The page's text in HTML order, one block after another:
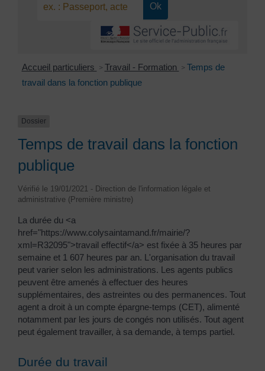
Accueil particuliers > Travail - Formation > Temps de
travail dans la fonction publique
Dossier
Temps de travail dans la fonction
publique
Vérifié le 19/01/2021 - Direction de l'information légale et
administrative (Première ministre)
La durée du <a
href="https://www.colysaintamand.fr/mairie/?
xml=R32095">travail effectif</a> est fixée à 35 heures par
semaine et 1 607 heures par an. L'organisation du travail
peut varier selon les administrations. Les agents publics
peuvent être amenés à effectuer des heures
supplémentaires, des astreintes ou des permanences. Tout
agent a droit à un compte épargne-temps (CET), alimenté
notamment par les jours de congés non utilisés. Tout agent
peut également travailler, à sa demande, à temps partiel.
Durée du travail